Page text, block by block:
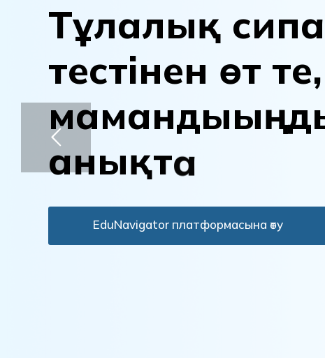
Тұлалық сипа
тестінен өт те,
мамандыыңд
анықта
EduNavigator платформасына өту